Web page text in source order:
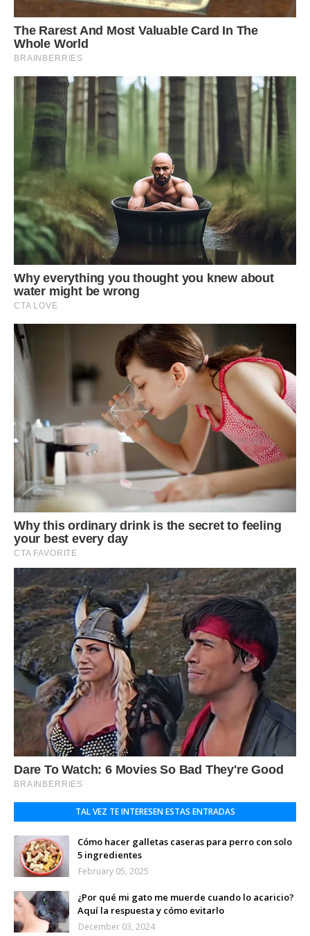
TAL VEZ TE INTERESEN ESTAS ENTRADAS
Cómo hacer galletas caseras para perro con solo
5 ingredientes
February 05, 2025
¿Por qué mi gato me muerde cuando lo acaricio?
Aquí la respuesta y cómo evitarlo
December 03, 2024